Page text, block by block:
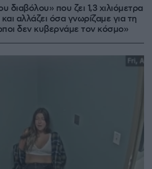
διαβόλου» που ζει 1,3 χιλιόμετρα
αλλάζει όσα γνωρίζαμε για τη
δεν κυβερνάμε τον κόσμο»